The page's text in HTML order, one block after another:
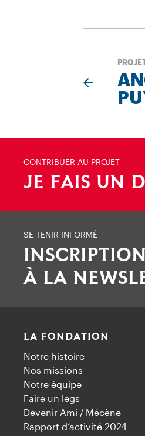
CONTRIBUER AU PROJET
JE FAIS UN
SE TENIR INFORMÉ
INSCRIPTION
À LA
LA FONDATION
Notre histoire
Nos missions
Notre équipe
Faire un legs
Devenir Ami / Mécène
Rapport d’activité 2024